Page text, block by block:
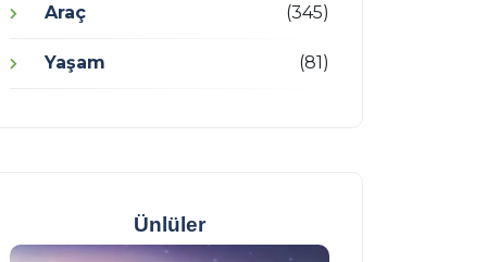
Araç (345)
Yaşam (81)
Ünlüler